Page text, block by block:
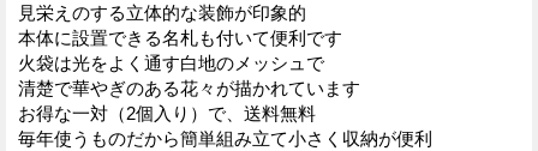
見栄えのする立体的な装飾が印象的
本体に設置できる名札も付いて便利です
火袋は光をよく通す白地のメッシュで
清楚で華やぎのある花々が描かれています
お得な一対（2個入り）で、送料無料
毎年使うものだから簡単組み立て小さく収納が便利